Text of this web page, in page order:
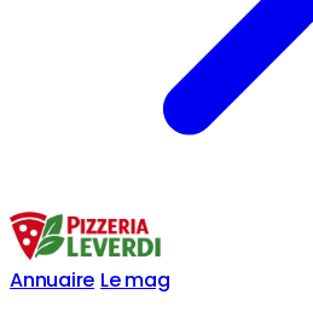
Annuaire Le mag